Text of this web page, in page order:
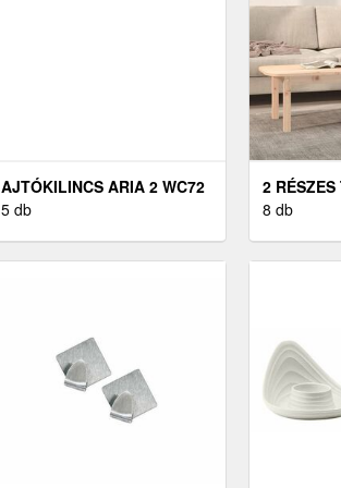
AJTÓKILINCS ARIA 2 WC72
PATINA
5 db
2
8 db